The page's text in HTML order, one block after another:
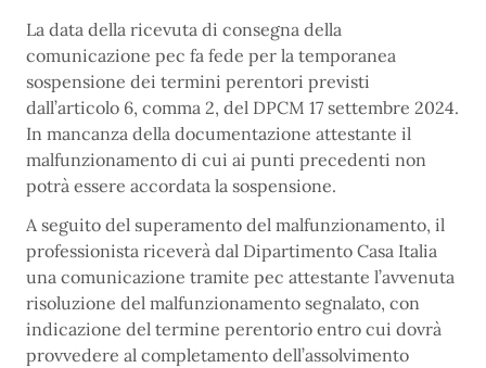
La data della ricevuta di consegna della
comunicazione pec fa fede per la temporanea
sospensione dei termini perentori previsti
dall’articolo 6, comma 2, del DPCM 17 settembre 2024.
In mancanza della documentazione attestante il
malfunzionamento di cui ai punti precedenti non
potrà essere accordata la sospensione.
A seguito del superamento del malfunzionamento, il
professionista riceverà dal Dipartimento Casa Italia
una comunicazione tramite pec attestante l’avvenuta
risoluzione del malfunzionamento segnalato, con
indicazione del termine perentorio entro cui dovrà
provvedere al completamento dell’assolvimento